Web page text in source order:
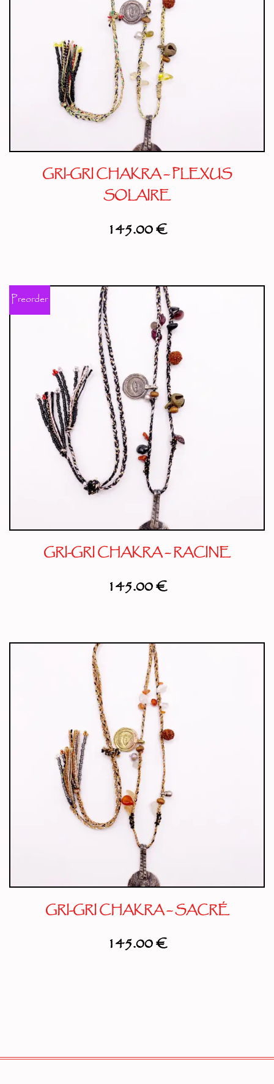
GRI-GRI CHAKRA – PLEXUS
SOLAIRE
145.00€
GRI-GRI CHAKRA – RACINE
Preorder
145.00€
GRI-GRI CHAKRA – SACRÉ
145.00€